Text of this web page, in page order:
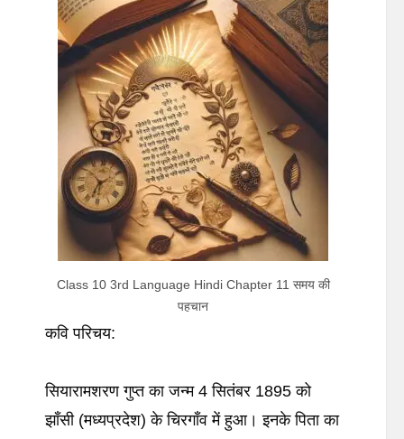
Class 10 3rd Language Hindi Chapter 11 समय की
पहचान
कवि परिचय:
सियारामशरण गुप्त का जन्म 4 सितंबर 1895 को
झाँसी (मध्यप्रदेश) के चिरगाँव में हुआ। इनके पिता का